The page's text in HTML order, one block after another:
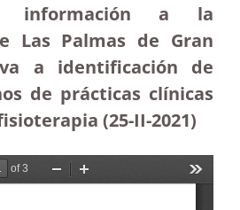
información a la
Las Palmas de Gran
a identificación de
de prácticas clínicas
(25-II-2021)